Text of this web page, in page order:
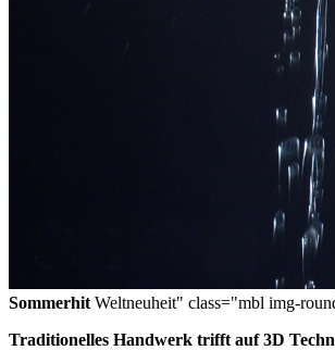
Sommerhit Weltneuheit" class="mbl img-
Traditionelles Handwerk trifft auf 3D